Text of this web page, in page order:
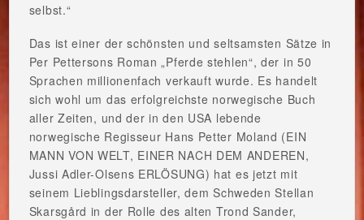
selbst.“
Das ist einer der schönsten und seltsamsten Sätze in
Per Pettersons Roman „Pferde stehlen“, der in 50
Sprachen millionenfach verkauft wurde. Es handelt
sich wohl um das erfolgreichste norwegische Buch
aller Zeiten, und der in den USA lebende
norwegische Regisseur Hans Petter Moland (EIN
MANN VON WELT, EINER NACH DEM ANDEREN,
Jussi Adler-Olsens ERLÖSUNG) hat es jetzt mit
seinem Lieblingsdarsteller, dem Schweden Stellan
Skarsgård in der Rolle des alten Trond Sander,